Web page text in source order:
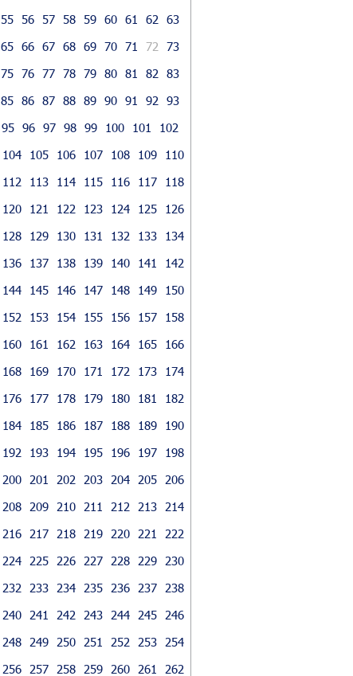
55 56 57 58 59 60 61 62
63
65 66 67 68 69 70 71 72
73
75 76 77 78 79 80 81 82
83
85 86 87 88 89 90 91 92
93
95 96 97 98 99 100 101
102
104 105 106 107 108 109
110
112 113 114 115 116 117
118
120 121 122 123 124 125
126
128 129 130 131 132 133
134
136 137 138 139 140 141
142
144 145 146 147 148 149
150
152 153 154 155 156 157
158
160 161 162 163 164 165
166
168 169 170 171 172 173
174
176 177 178 179 180 181
182
184 185 186 187 188 189
190
192 193 194 195 196 197
198
200 201 202 203 204 205
206
208 209 210 211 212 213
214
216 217 218 219 220 221
222
224 225 226 227 228 229
230
232 233 234 235 236 237
238
240 241 242 243 244 245
246
248 249 250 251 252 253
254
256 257 258 259 260 261 262